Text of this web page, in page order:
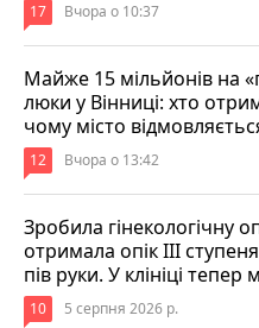
17 Вчора о 10:37
Майже 15 мільйонів на
люки у Вінниці: хто
чому місто
12 Вчора о 13:42
Зробила гінекологічну
отримала опік ІІІ
пів руки. У клініці тепер
10 5 серпня 2026 р.